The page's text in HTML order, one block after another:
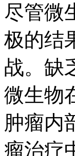
尽管微
极的结
战。缺
微生物
肿瘤内
瘤治疗